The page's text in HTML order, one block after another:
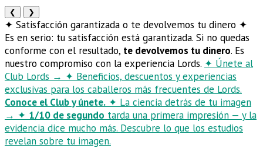
❮ ❯
✦ Satisfacción garantizada o te devolvemos tu dinero ✦
Es en serio: tu satisfacción está garantizada. Si no quedas
conforme con el resultado, te devolvemos tu dinero. Es
nuestro compromiso con la experiencia Lords. ✦ Únete al
Club Lords → ✦ Beneficios, descuentos y experiencias
exclusivas para los caballeros más frecuentes de Lords.
Conoce el Club y únete. ✦ La ciencia detrás de tu imagen
→ ✦ 1/10 de segundo tarda una primera impresión — y la
evidencia dice mucho más. Descubre lo que los estudios
revelan sobre tu imagen.